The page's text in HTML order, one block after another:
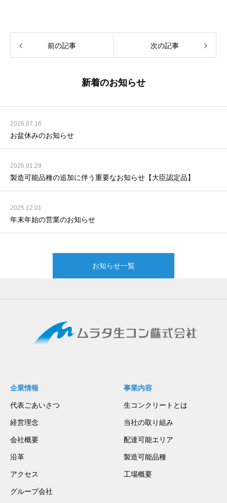
前の記事 次の記事
新着のお知らせ
2026.07.16
お盆休みのお知らせ
2026.01.29
製造可能品種の追加に伴う重要なお知らせ【大臣認定品】
2025.12.01
年末年始の営業のお知らせ
お知らせ一覧
企業情報
代表ごあいさつ
経営理念
会社概要
沿革
アクセス
グループ会社
事業内容
生コンクリートとは
当社の取り組み
配達可能エリア
製造可能品種
工場概要